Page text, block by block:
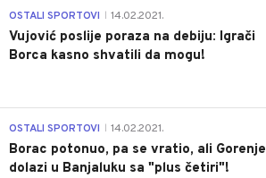
OSTALI SPORTOVI 14.02.2021.
Vujović poslije poraza na debiju: Igrači
Borca kasno shvatili da mogu!
OSTALI SPORTOVI 14.02.2021.
Borac potonuo, pa se vratio, ali Gorenje
dolazi u Banjaluku sa "plus četiri"!